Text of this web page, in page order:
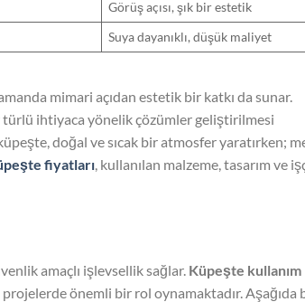
Görüş açısı, şık bir estetik
Suya dayanıklı, düşük maliyet
mimari açıdan estetik bir katkı da sunar.
türlü ihtiyaca yönelik çözümler geliştirilmesi
doğal ve sıcak bir atmosfer yaratırken;
fiyatları, kullanılan malzeme, tasarım ve
amaçlı işlevsellik sağlar. Küpeşte kullanım
önemli bir rol oynamaktadır. Aşağıda